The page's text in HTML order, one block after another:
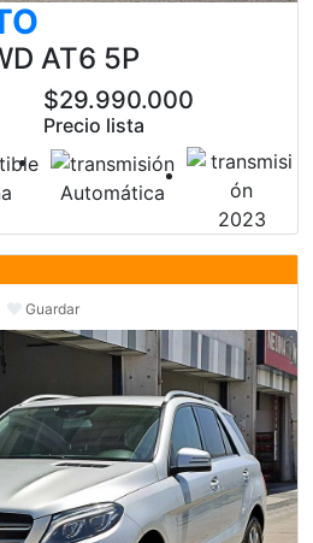
AT6 5P
$29.990.000
Precio lista
Automática
2023
Guardar